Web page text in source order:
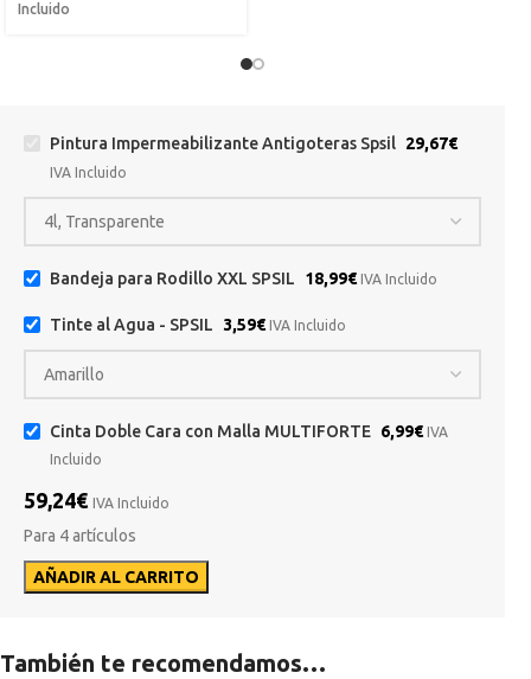
Incluido
Pintura Impermeabilizante Antigoteras Spsil 29,67€
IVA Incluido
Bandeja para Rodillo XXL SPSIL 18,99€ IVA Incluido
Tinte al Agua - SPSIL 3,59€ IVA Incluido
Cinta Doble Cara con Malla MULTIFORTE 6,99€ IVA
Incluido
59,24€ IVA Incluido
Para 4 artículos
AÑADIR AL CARRITO
También te recomendamos…